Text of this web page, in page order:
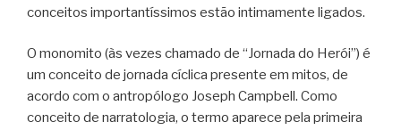
conceitos importantíssimos estão intimamente ligados.
O monomito (às vezes chamado de “Jornada do Herói”) é
um conceito de jornada cíclica presente em mitos, de
acordo com o antropólogo Joseph Campbell. Como
conceito de narratologia, o termo aparece pela primeira